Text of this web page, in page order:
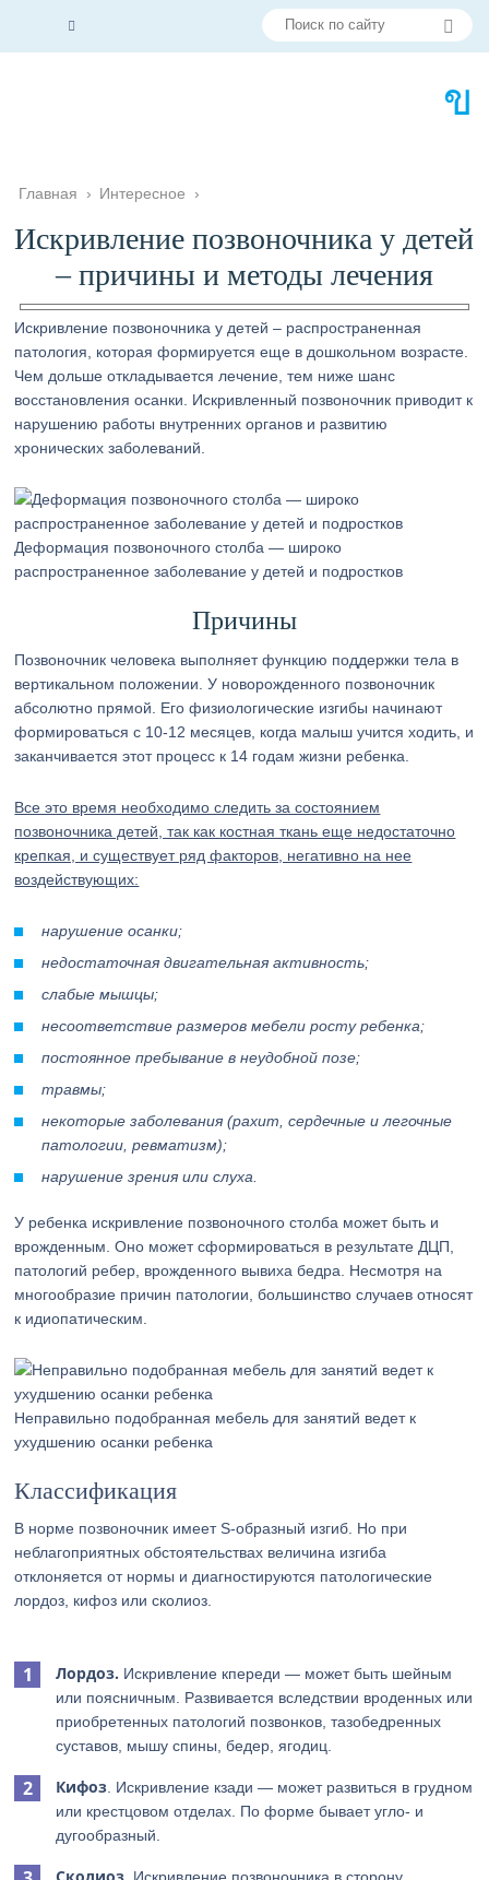
Главная › Интересное ›
Искривление позвоночника у детей
– причины и методы лечения
Искривление позвоночника у детей – распространенная
патология, которая формируется еще в дошкольном возрасте.
Чем дольше откладывается лечение, тем ниже шанс
восстановления осанки. Искривленный позвоночник приводит к
нарушению работы внутренних органов и развитию
хронических заболеваний.
Деформация позвоночного столба — широко
распространенное заболевание у детей и подростков
Причины
Позвоночник человека выполняет функцию поддержки тела в
вертикальном положении. У новорожденного позвоночник
абсолютно прямой. Его физиологические изгибы начинают
формироваться с 10-12 месяцев, когда малыш учится ходить, и
заканчивается этот процесс к 14 годам жизни ребенка.
Все это время необходимо следить за состоянием
позвоночника детей, так как костная ткань еще недостаточно
крепкая, и существует ряд факторов, негативно на нее
воздействующих:
нарушение осанки;
недостаточная двигательная активность;
слабые мышцы;
несоответствие размеров мебели росту ребенка;
постоянное пребывание в неудобной позе;
травмы;
некоторые заболевания (рахит, сердечные и легочные
патологии, ревматизм);
нарушение зрения или слуха.
У ребенка искривление позвоночного столба может быть и
врожденным. Оно может сформироваться в результате ДЦП,
патологий ребер, врожденного вывиха бедра. Несмотря на
многообразие причин патологии, большинство случаев относят
к идиопатическим.
Неправильно подобранная мебель для занятий ведет к
ухудшению осанки ребенка
Классификация
В норме позвоночник имеет S-образный изгиб. Но при
неблагоприятных обстоятельствах величина изгиба
отклоняется от нормы и диагностируются патологические
лордоз, кифоз или сколиоз.
Лордоз. Искривление кпереди — может быть шейным
или поясничным. Развивается вследствии вроденных или
приобретенных патологий позвонков, тазобедренных
суставов, мышу спины, бедер, ягодиц.
Кифоз . Искривление кзади — может развиться в грудном
или крестцовом отделах. По форме бывает угло- и
дугообразный.